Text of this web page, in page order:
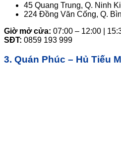
45 Quang Trung, Q. Ninh
224 Đồng Văn Cống, Q.
Giờ mở cửa: 07:00 – 12:00 |
SĐT: 0859 193 999
3. Quán Phúc – Hủ Tiếu